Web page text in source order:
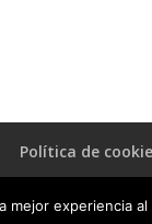
Política de
mejor experiencia